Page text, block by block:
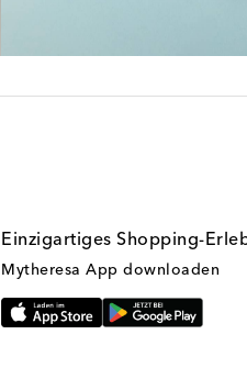
Einzigartiges Shopping-
Mytheresa App downloaden